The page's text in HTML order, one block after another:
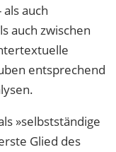
auch
auch zwischen
entsprechend
»selbstständige
Glied des